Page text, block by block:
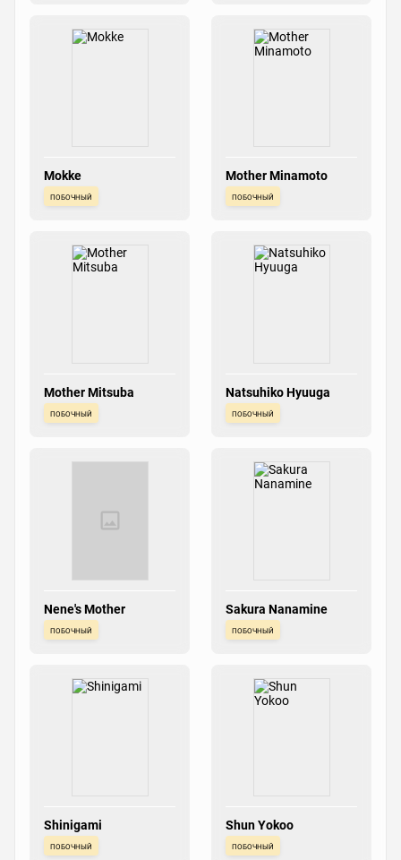
Mokke
побочный
Mother Minamoto
побочный
Mother Mitsuba
побочный
Natsuhiko Hyuuga
побочный
Nene's Mother
побочный
Sakura Nanamine
побочный
Shinigami
побочный
Shun Yokoo
побочный